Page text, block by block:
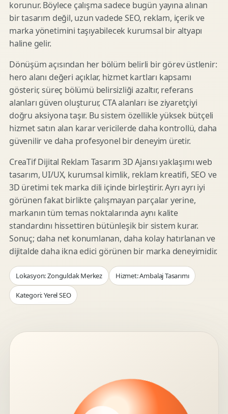
korunur. Böylece çalışma sadece bugün yayına alınan
bir tasarım değil, uzun vadede SEO, reklam, içerik ve
marka yönetimini taşıyabilecek kurumsal bir altyapı
haline gelir.
Dönüşüm açısından her bölüm belirli bir görev üstlenir:
hero alanı değeri açıklar, hizmet kartları kapsamı
gösterir, süreç bölümü belirsizliği azaltır, referans
alanları güven oluşturur, CTA alanları ise ziyaretçiyi
doğru aksiyona taşır. Bu sistem özellikle yüksek bütçeli
hizmet satın alan karar vericilerde daha kontrollü, daha
güvenilir ve daha profesyonel bir deneyim üretir.
CreaTif Dijital Reklam Tasarım 3D Ajansı yaklaşımı web
tasarım, UI/UX, kurumsal kimlik, reklam kreatifi, SEO ve
3D üretimi tek marka dili içinde birleştirir. Ayrı ayrı iyi
görünen fakat birlikte çalışmayan parçalar yerine,
markanın tüm temas noktalarında aynı kalite
standardını hissettiren bütünleşik bir sistem kurar.
Sonuç; daha net konumlanan, daha kolay hatırlanan ve
dijitalde daha ikna edici görünen bir marka deneyimidir.
Lokasyon: Zonguldak Merkez Hizmet: Ambalaj Tasarımı
Kategori: Yerel SEO